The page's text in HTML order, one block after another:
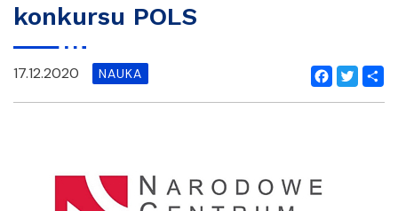
konkursu POLS
Facebook
Twitter
17.12.2020 NAUKA